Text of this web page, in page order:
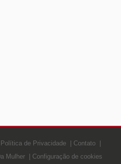
Política de Privacidade
Contato
Mulher Configuração de cookies